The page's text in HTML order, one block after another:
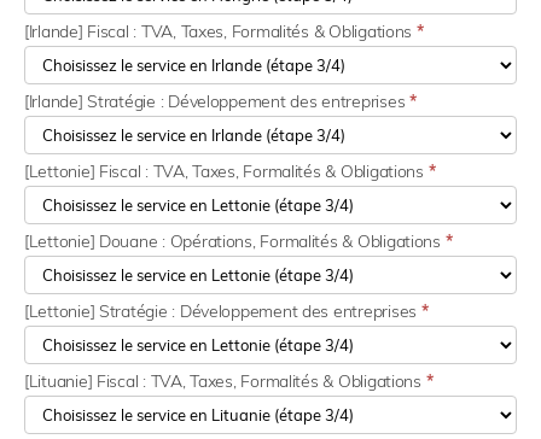
[Irlande] Fiscal : TVA, Taxes, Formalités & Obligations *
[Irlande] Stratégie : Développement des entreprises *
[Lettonie] Fiscal : TVA, Taxes, Formalités & Obligations *
[Lettonie] Douane : Opérations, Formalités & Obligations *
[Lettonie] Stratégie : Développement des entreprises *
[Lituanie] Fiscal : TVA, Taxes, Formalités & Obligations *